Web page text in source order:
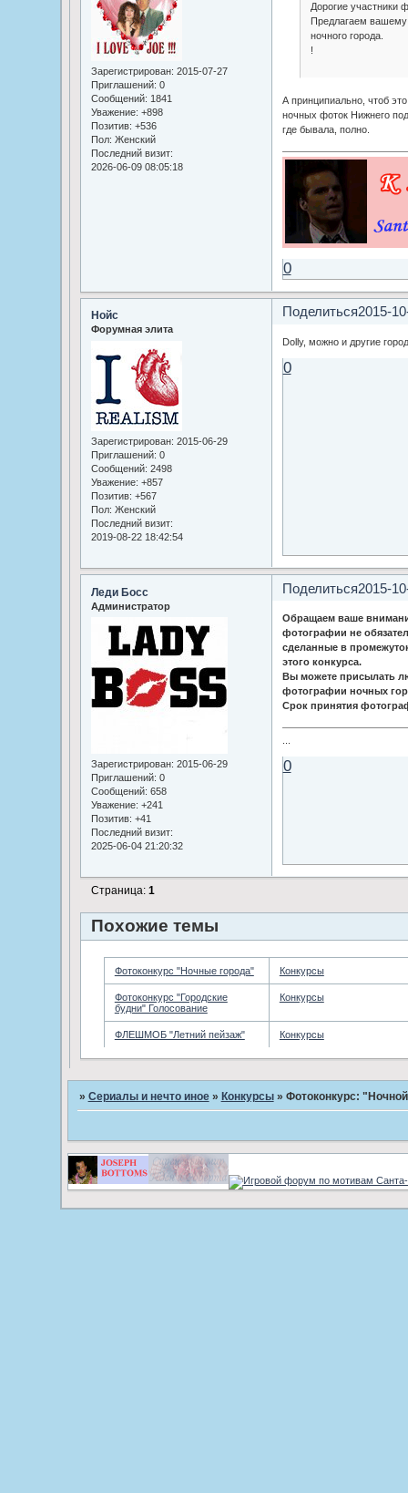
Зарегистрирован: 2015-07-27
Приглашений: 0
Сообщений: 1841
Уважение: +898
Позитив: +536
Пол: Женский
Последний визит:
2026-06-09 08:05:18
Дорогие участники
Предлагаем
ночного города.
!
А принципиально, чтоб
ночных фоток Нижнего под
где бывала, полно.
0
Поделиться2015-
Нойс
Форумная элита
Зарегистрирован: 2015-06-29
Приглашений: 0
Сообщений: 2498
Уважение: +857
Позитив: +567
Пол: Женский
Последний визит:
2019-08-22 18:42:54
Dolly, можно и другие
0
Поделиться2015-
Леди Босс
Администратор
Зарегистрирован: 2015-06-29
Приглашений: 0
Сообщений: 658
Уважение: +241
Позитив: +41
Последний визит:
2025-06-04 21:20:32
Обращаем ваше
фотографии не
сделанные в
этого конкурса.
Вы можете присылать
фотографии ночных
Срок принятия
0
Страница: 1
Похожие темы
Фотоконкурс "Ночные города" Конкурсы
Фотоконкурс "Городские
будни" Голосование
Конкурсы
ФЛЕШМОБ "Летний пейзаж" Конкурсы
» Сериалы и нечто иное » Конкурсы » Фотоконкурс: